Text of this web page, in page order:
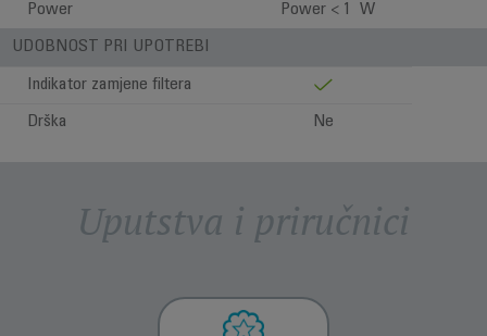
Power Power < 1 W
UDOBNOST PRI UPOTREBI
Indikator zamjene filtera
Drška Ne
Uputstva i priručnici